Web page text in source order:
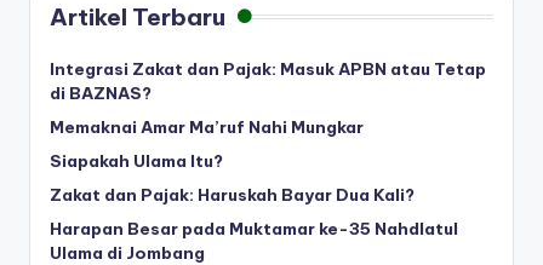
Artikel Terbaru
Integrasi Zakat dan Pajak: Masuk APBN atau Tetap
di BAZNAS?
Memaknai Amar Ma’ruf Nahi Mungkar
Siapakah Ulama Itu?
Zakat dan Pajak: Haruskah Bayar Dua Kali?
Harapan Besar pada Muktamar ke-35 Nahdlatul
Ulama di Jombang